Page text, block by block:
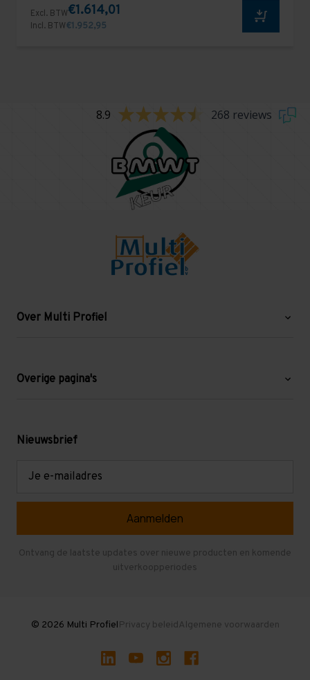
Excl. BTW€1.614,01
Incl. BTW€1.952,95
8.9 268 reviews
Over Multi Profiel
Blog
Levering en afhalen
Overige pagina's
Mezzanine
Gebruikte entresolvloeren
Nieuwsbrief
Ontvang de laatste updates over nieuwe producten en komende
uitverkoopperiodes
© 2026 Multi ProfielPrivacy beleidAlgemene voorwaarden